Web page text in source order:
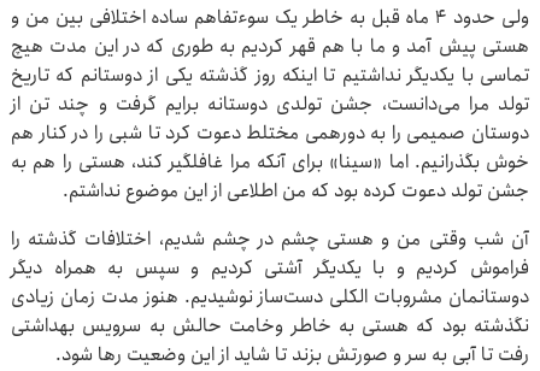
ولی حدود ۴ ماه قبل به خاطر یک سوءتفاهم ساده اختلافی بین من و
هستی پیش آمد و ما با هم قهر کردیم به طوری که در این مدت هیچ
تماسی با یکدیگر نداشتیم تا اینکه روز گذشته یکی از دوستانم که تاریخ
تولد مرا می‌دانست، جشن تولدی دوستانه برایم گرفت و چند تن از
دوستان صمیمی را به دورهمی مختلط دعوت کرد تا شبی را در کنار هم
خوش بگذرانیم. اما «سینا» برای آنکه مرا غافلگیر کند، هستی را هم به
جشن تولد دعوت کرده بود که من اطلاعی از این موضوع نداشتم.
آن شب وقتی من و هستی چشم در چشم شدیم، اختلافات گذشته را
فراموش کردیم و با یکدیگر آشتی کردیم و سپس به همراه دیگر
دوستانمان مشروبات الکلی دست‌ساز نوشیدیم. هنوز مدت زمان زیادی
نگذشته بود که هستی به خاطر وخامت حالش به سرویس بهداشتی
رفت تا آبی به سر و صورتش بزند تا شاید از این وضعیت رها شود.